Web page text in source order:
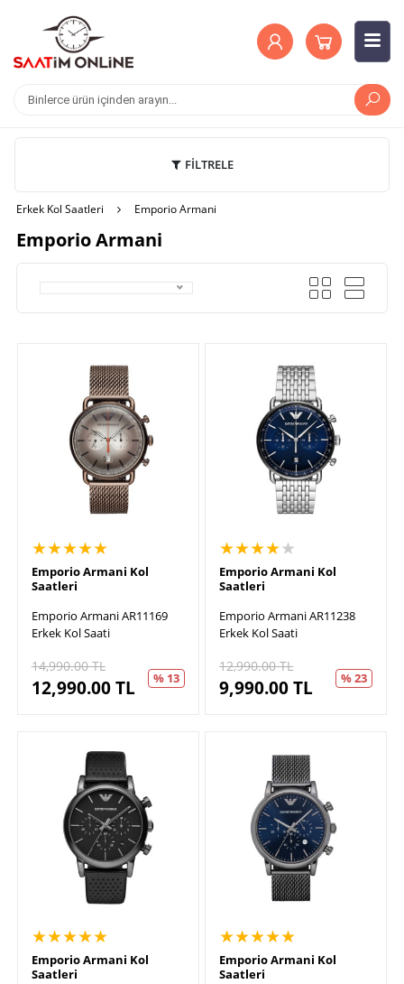
FİLTRELE
Erkek Kol Saatleri Emporio Armani
Emporio Armani
★★★★★
Emporio Armani Kol
Saatleri
Emporio Armani AR11169
Erkek Kol Saati
14,990.00TL
12,990.00TL % 13
★★★★★
Emporio Armani Kol
Saatleri
Emporio Armani AR11238
Erkek Kol Saati
12,990.00TL
9,990.00TL % 23
★★★★★
Emporio Armani Kol
Saatleri
★★★★★
Emporio Armani Kol
Saatleri